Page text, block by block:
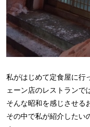
私がはじめて定食屋に行
ェーン店のレストランで
そんな昭和を感じさせる
その中で私が紹介したい